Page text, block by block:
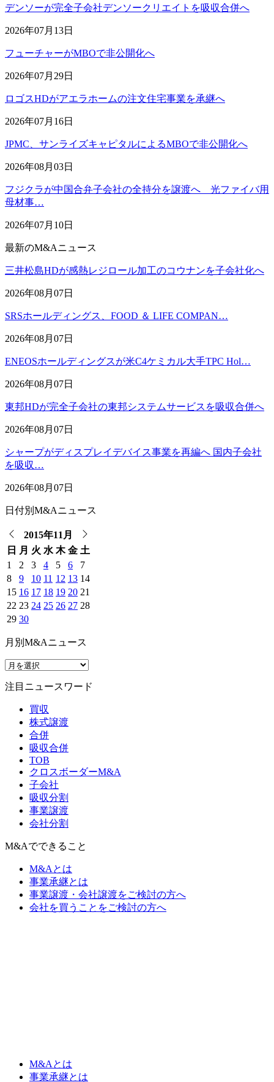
デンソーが完全子会社デンソークリエイトを吸収合併へ
2026年07月13日
フューチャーがMBOで非公開化へ
2026年07月29日
ロゴスHDがアエラホームの注文住宅事業を承継へ
2026年07月16日
JPMC、サンライズキャピタルによるMBOで非公開化へ
2026年08月03日
フジクラが中国合弁子会社の全持分を譲渡へ 光ファイバ用
母材事…
2026年07月10日
最新のM&Aニュース
三井松島HDが感熱レジロール加工のコウナンを子会社化へ
2026年08月07日
SRSホールディングス、FOOD ＆ LIFE COMPAN…
2026年08月07日
ENEOSホールディングスが米C4ケミカル大手TPC Hol…
2026年08月07日
東邦HDが完全子会社の東邦システムサービスを吸収合併へ
2026年08月07日
シャープがディスプレイデバイス事業を再編へ 国内子会社
を吸収…
2026年08月07日
日付別M&Aニュース
2015年11月
日
月 火 水 木 金 土
1
2 3 4 5 6
7
8
9 10 11 12 13 14
15 16 17 18 19 20 21
22 23 24 25 26 27 28
29 30
月別M&Aニュース
注目ニュースワード
買収
株式譲渡
合併
吸収合併
TOB
クロスボーダーM&A
子会社
吸収分割
事業譲渡
会社分割
M&Aでできること
M&Aとは
事業承継とは
事業譲渡・会社譲渡をご検討の方へ
会社を買うことをご検討の方へ
M&Aとは
事業承継とは